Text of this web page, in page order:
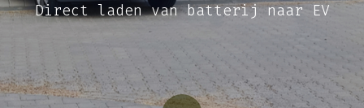
Direct laden van batterij naar EV